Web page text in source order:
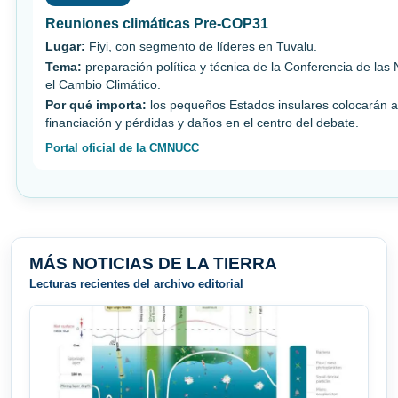
Reuniones climáticas Pre-COP31
Lugar: Fiyi, con segmento de líderes en Tuvalu.
Tema: preparación política y técnica de la Conferencia de las
el Cambio Climático.
Por qué importa: los pequeños Estados insulares colocarán
financiación y pérdidas y daños en el centro del debate.
Portal oficial de la CMNUCC
MÁS NOTICIAS DE LA TIERRA
Lecturas recientes del archivo editorial